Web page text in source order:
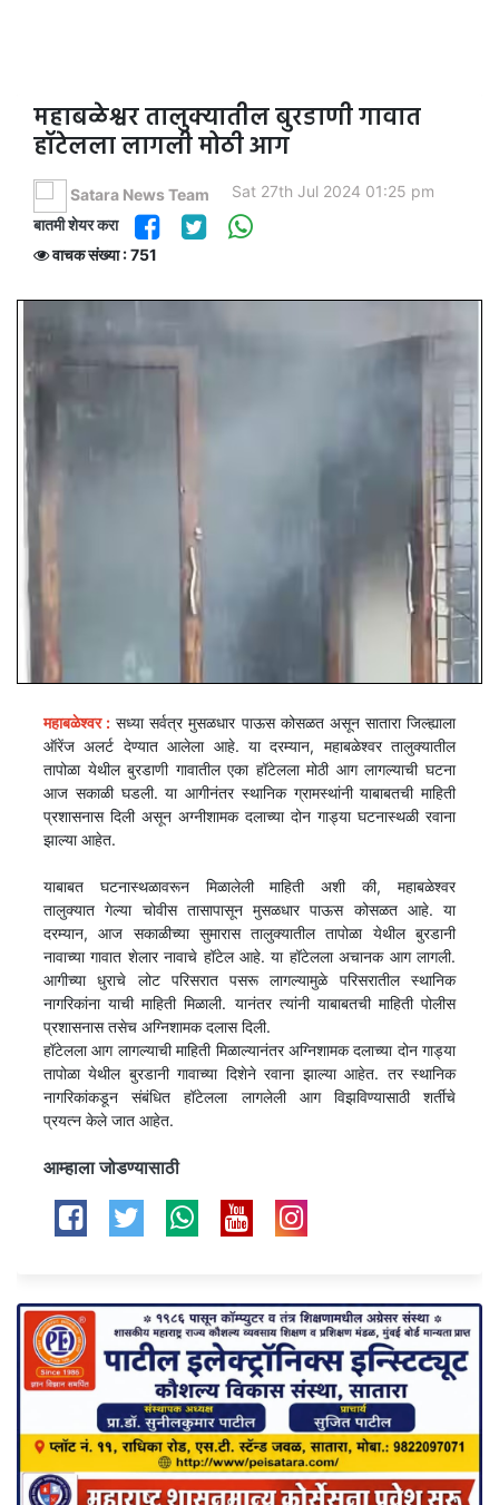
महाबळेश्वर तालुक्यातील बुरडाणी गावात
हॉटेलला लागली मोठी आग
Satara News Team
Sat 27th Jul 2024 01:25 pm
बातमी शेयर करा
वाचक संख्या : 751
महाबळेश्वर : सध्या सर्वत्र मुसळधार पाऊस कोसळत असून सातारा जिल्ह्याला
ऑरेंज अलर्ट देण्यात आलेला आहे. या दरम्यान, महाबळेश्वर तालुक्यातील
तापोळा येथील बुरडाणी गावातील एका हॉटेलला मोठी आग लागल्याची घटना
आज सकाळी घडली. या आगीनंतर स्थानिक ग्रामस्थांनी याबाबतची माहिती
प्रशासनास दिली असून अग्नीशामक दलाच्या दोन गाड्या घटनास्थळी रवाना
झाल्या आहेत.
याबाबत घटनास्थळावरून मिळालेली माहिती अशी की, महाबळेश्वर
तालुक्यात गेल्या चोवीस तासापासून मुसळधार पाऊस कोसळत आहे. या
दरम्यान, आज सकाळीच्या सुमारास तालुक्यातील तापोळा येथील बुरडानी
नावाच्या गावात शेलार नावाचे हॉटेल आहे. या हॉटेलला अचानक आग लागली.
आगीच्या धुराचे लोट परिसरात पसरू लागल्यामुळे परिसरातील स्थानिक
नागरिकांना याची माहिती मिळाली. यानंतर त्यांनी याबाबतची माहिती पोलीस
प्रशासनास तसेच अग्निशामक दलास दिली.
हॉटेलला आग लागल्याची माहिती मिळाल्यानंतर अग्निशामक दलाच्या दोन गाड्या
तापोळा येथील बुरडानी गावाच्या दिशेने रवाना झाल्या आहेत. तर स्थानिक
नागरिकांकडून संबंधित हॉटेलला लागलेली आग विझविण्यासाठी शर्तीचे
प्रयत्न केले जात आहेत.
आम्हाला जोडण्यासाठी